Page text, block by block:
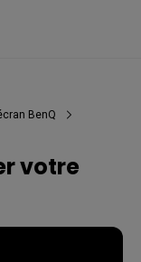
BenQ
votre